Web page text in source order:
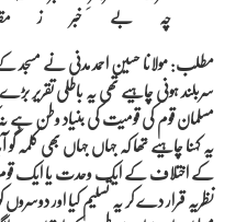
مطلب: مولانا حسین احمد مدنی نے مسجد
سربلند ہونی چاہیے تھی یہ باطلی تقریر
مسلمان قوم کی قومیت کی بنیاد وطن ہے نہ
یہ کہنا چاہیے تھا کہ جہاں جہاں بھی
کے اختلاف کے ایک وحدت یا ایک
نظریہ قرار دے کر یہ تسلیم کیا اور